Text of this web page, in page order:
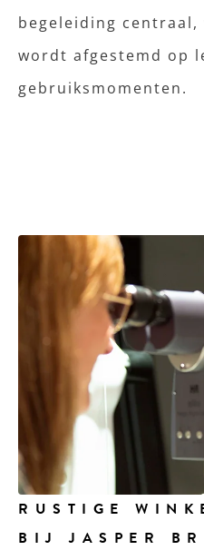
begeleiding
wordt afgestemd op
gebruiksmomenten.
RUSTIGE
BIJ JASPER